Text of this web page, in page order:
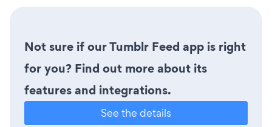
Not sure if our Tumblr Feed app is right
for you? Find out more about its
features and integrations.
See the details